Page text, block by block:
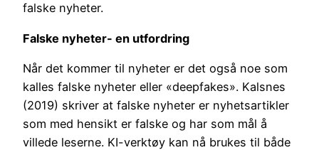
falske nyheter.
Falske nyheter- en utfordring
Når det kommer til nyheter er det også noe som
kalles falske nyheter eller «deepfakes». Kalsnes
(2019) skriver at falske nyheter er nyhetsartikler
som med hensikt er falske og har som mål å
villede leserne. KI-verktøy kan nå brukes til både